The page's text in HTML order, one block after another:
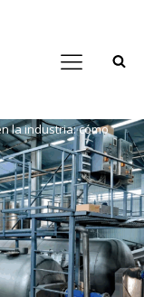
la industria: cómo